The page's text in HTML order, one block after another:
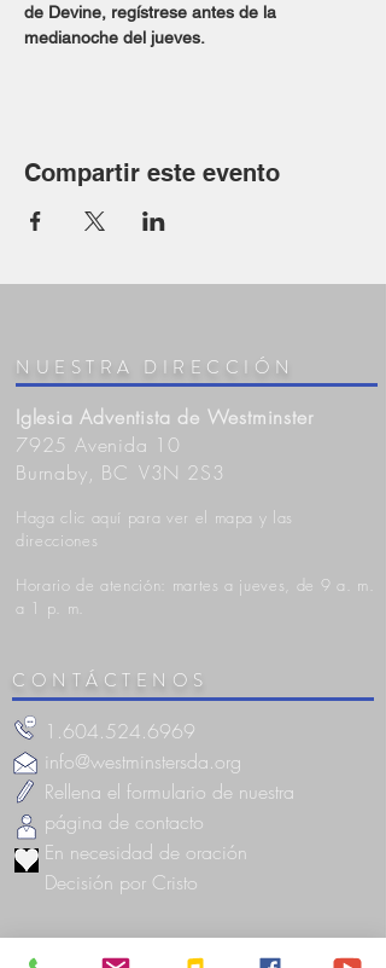
de Devine, regístrese antes de la
medianoche del jueves.
Compartir este evento
NUESTRA DIRECCIÓN
Iglesia Adventista de Westminster
7925 Avenida 10
Burnaby, BC V3N 2S3
Haga clic aquí para ver el mapa y las
direcciones
Horario de atención: martes a jueves, de 9 a. m.
a 1 p. m.
CONTÁCTENOS
1.604.524.6969
info@westminstersda.org
Rellena el formulario de nuestra
página de contacto
En necesidad de oración
Decisión por Cristo